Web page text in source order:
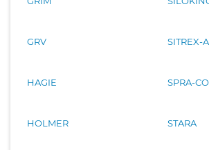
GRV
HAGIE
HOLMER
SITREX-
SPRA-
STARA